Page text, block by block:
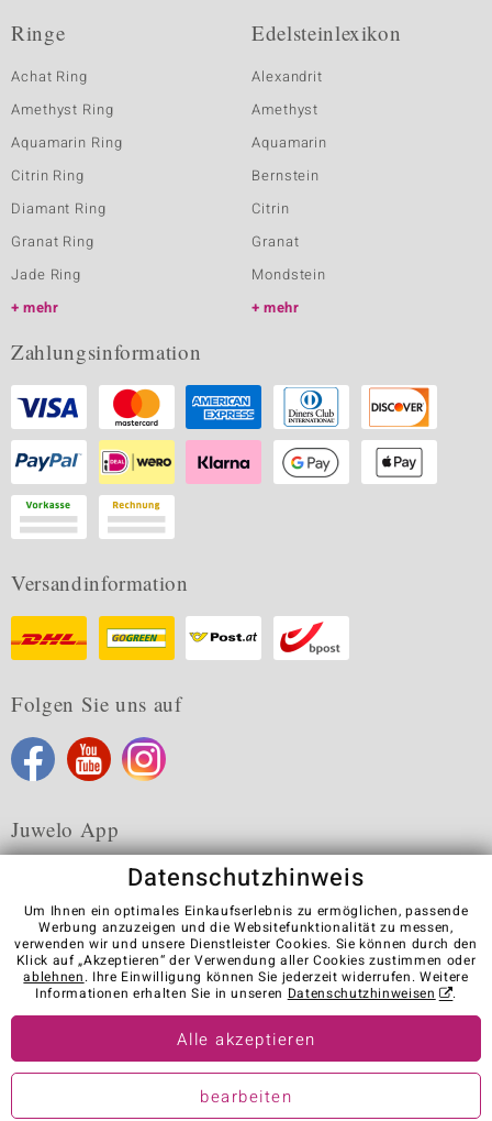
Ringe
Achat Ring
Amethyst Ring
Aquamarin Ring
Citrin Ring
Diamant Ring
Granat Ring
Jade Ring
mehr
Edelsteinlexikon
Alexandrit
Amethyst
Aquamarin
Bernstein
Citrin
Granat
Mondstein
mehr
Zahlungsinformation
Versandinformation
Folgen Sie uns auf
Juwelo App
Karriere AGB Datenschutz Cookies
Impressum
Kontakt
Vertrag widerrufen
Visit our stores in other countries:
© Juwelo Deutschland GmbH (ein Tochterunternehmen der elumeo
SE)
Datenschutzhinweis
Um Ihnen ein optimales Einkaufserlebnis zu ermöglichen, passende
Werbung anzuzeigen und die Websitefunktionalität zu messen,
verwenden wir und unsere Dienstleister Cookies. Sie können durch den
Klick auf „Akzeptieren“ der Verwendung aller Cookies zustimmen oder
ablehnen. Ihre Einwilligung können Sie jederzeit widerrufen. Weitere
Informationen erhalten Sie in unseren Datenschutzhinweisen .
Alle akzeptieren
bearbeiten